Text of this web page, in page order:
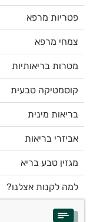
פטריות מרפא
צמחי מרפא
מטרות בריאותיות
קוסמטיקה טבעית
בריאות מינית
אביזרי בריאות
מגזין טבע בריא
למה לקנות אצלנו?